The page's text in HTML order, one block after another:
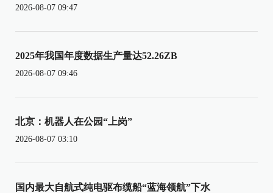
2026-08-07 09:47
2025年我国年度数据生产量达52.26ZB
2026-08-07 09:46
北京：机器人在公园“上岗”
2026-08-07 03:10
国内最大自航式纯电驱布缆船“蓝海领航”下水